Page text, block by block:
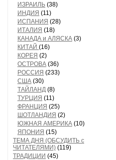
ИЗРАИЛЬ (38)
ИНДИЯ (11)
ИСПАНИЯ (28)
ИТАЛИЯ (18)
КАНАДА и АЛЯСКА (3)
КИТАЙ (16)
КОРЕЯ (2)
ОСТРОВА (36)
РОССИЯ (233)
США (30)
ТАЙЛАНД (8)
ТУРЦИЯ (11)
ФРАНЦИЯ (25)
ШОТЛАНДИЯ (2)
ЮЖНАЯ АМЕРИКА (10)
ЯПОНИЯ (15)
ТЕМА ДНЯ (ОБСУДИТЬ с
ЧИТАТЕЛЯМИ) (119)
ТРАДИЦИИ (45)